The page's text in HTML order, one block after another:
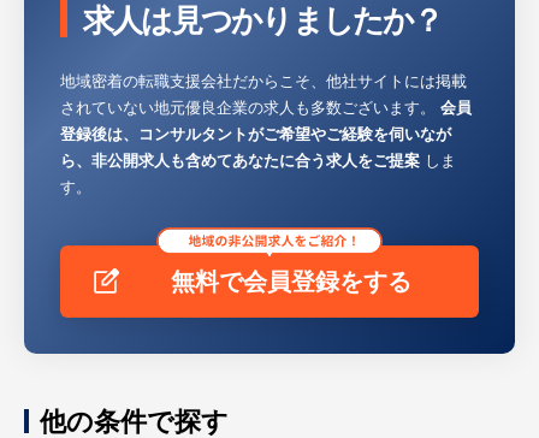
求人は見つかりましたか？
地域密着の転職支援会社だからこそ、他社サイトには掲載
されていない地元優良企業の求人も多数ございます。 会員
登録後は、コンサルタントがご希望やご経験を伺いなが
ら、非公開求人も含めてあなたに合う求人をご提案 しま
す。
無料で会員登録をする
他の条件で探す